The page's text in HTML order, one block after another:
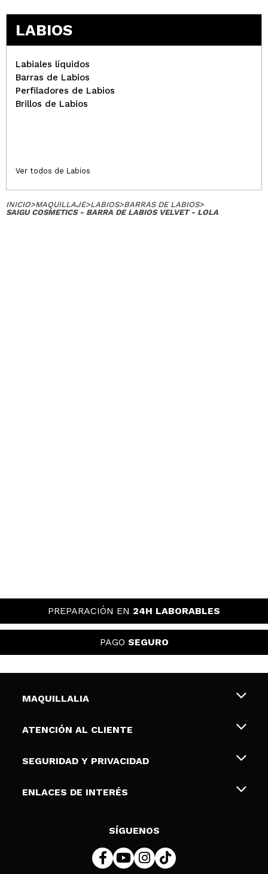
LABIOS
Labiales líquidos
Barras de Labios
Perfiladores de Labios
Brillos de Labios
Ver todos de Labios
INICIO>MAQUILLAJE>LABIOS>BARRAS DE LABIOS>
SAIGU COSMETICS - BARRA DE LABIOS VELVET - LOLA
PREPARACIÓN EN 24H LABORABLES
PAGO SEGURO
MAQUILLALIA
Sobre nosotros
Tarjetas de Regalo
ATENCIÓN AL CLIENTE
Envíos y devoluciones
Formas de pago
SEGURIDAD Y PRIVACIDAD
Terminos y condiciones de uso
Política de cookies
ENLACES DE INTERÉS
SÍGUENOS